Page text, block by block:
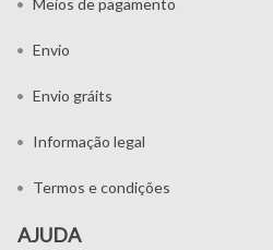
Meios de pagamento
Envio
Envio gráits
Informação legal
Termos e condições
AJUDA